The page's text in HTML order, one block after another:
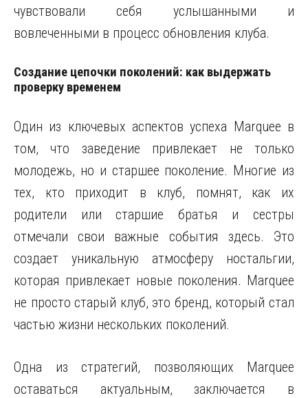
чувствовали себя услышанными и
вовлеченными в процесс обновления клуба.
Создание цепочки поколений: как выдержать
проверку временем
Один из ключевых аспектов успеха Marquee в
том, что заведение привлекает не только
молодежь, но и старшее поколение. Многие из
тех, кто приходит в клуб, помнят, как их
родители или старшие братья и сестры
отмечали свои важные события здесь. Это
создает уникальную атмосферу ностальгии,
которая привлекает новые поколения. Marquee
не просто старый клуб, это бренд, который стал
частью жизни нескольких поколений.
Одна из стратегий, позволяющих Marquee
оставаться актуальным, заключается в